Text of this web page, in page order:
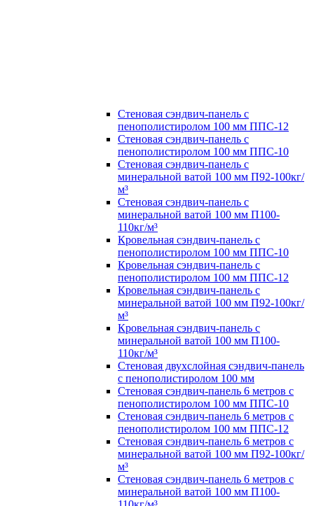
Стеновая сэндвич-панель с
пенополистиролом 100 мм ППС-12
Стеновая сэндвич-панель с
пенополистиролом 100 мм ППС-10
Стеновая сэндвич-панель с
минеральной ватой 100 мм П92-100кг/
м³
Стеновая сэндвич-панель с
минеральной ватой 100 мм П100-
110кг/м³
Кровельная сэндвич-панель с
пенополистиролом 100 мм ППС-10
Кровельная сэндвич-панель с
пенополистиролом 100 мм ППС-12
Кровельная сэндвич-панель с
минеральной ватой 100 мм П92-100кг/
м³
Кровельная сэндвич-панель с
минеральной ватой 100 мм П100-
110кг/м³
Стеновая двухслойная сэндвич-панель
с пенополистиролом 100 мм
Стеновая сэндвич-панель 6 метров с
пенополистиролом 100 мм ППС-10
Стеновая сэндвич-панель 6 метров с
пенополистиролом 100 мм ППС-12
Стеновая сэндвич-панель 6 метров с
минеральной ватой 100 мм П92-100кг/
м³
Стеновая сэндвич-панель 6 метров с
минеральной ватой 100 мм П100-